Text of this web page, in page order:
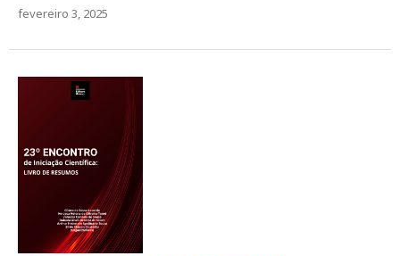
fevereiro 3, 2025